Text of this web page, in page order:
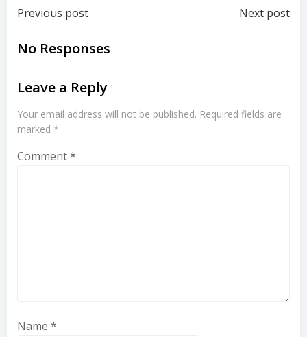
Post
navigation
Previous post Next post
No Responses
Leave a Reply
Your email address will not be published. Required fields are
marked *
Comment*
Name *